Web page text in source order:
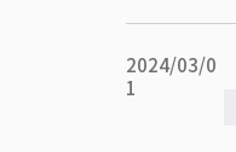
2024/03/0
1